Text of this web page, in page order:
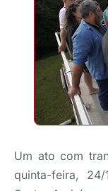
Um ato com
quinta-feira,